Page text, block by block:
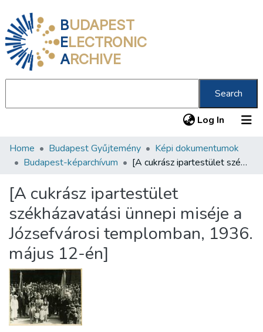
BUDAPEST
ELECTRONIC
ARCHIVE
Search
Log In (current)
Communities & Collections
Statistics
About us
Home Budapest Gyűjtemény
Képi dokumentumok
Budapest-képarchívum
[A cukrász ipartestület székházavatási ünnepi miséje a Józsefvárosi templomban, 1936. május 12-én]
[A cukrász ipartestület
székházavatási ünnepi miséje a
Józsefvárosi templomban, 1936.
május 12-én]